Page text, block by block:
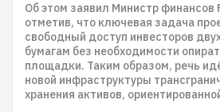
Об этом заявил Министр финансов
отметив, что ключевая задача
свободный доступ инвесторов
бумагам без необходимости
площадки. Таким образом, речь
новой инфраструктуры
хранения активов,